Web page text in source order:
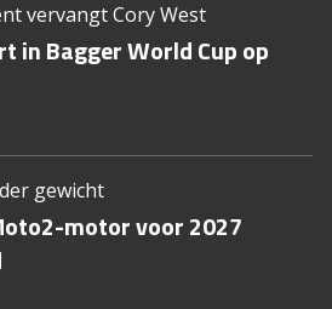
vervangt Cory West
in Bagger World Cup op
gewicht
motor voor 2027